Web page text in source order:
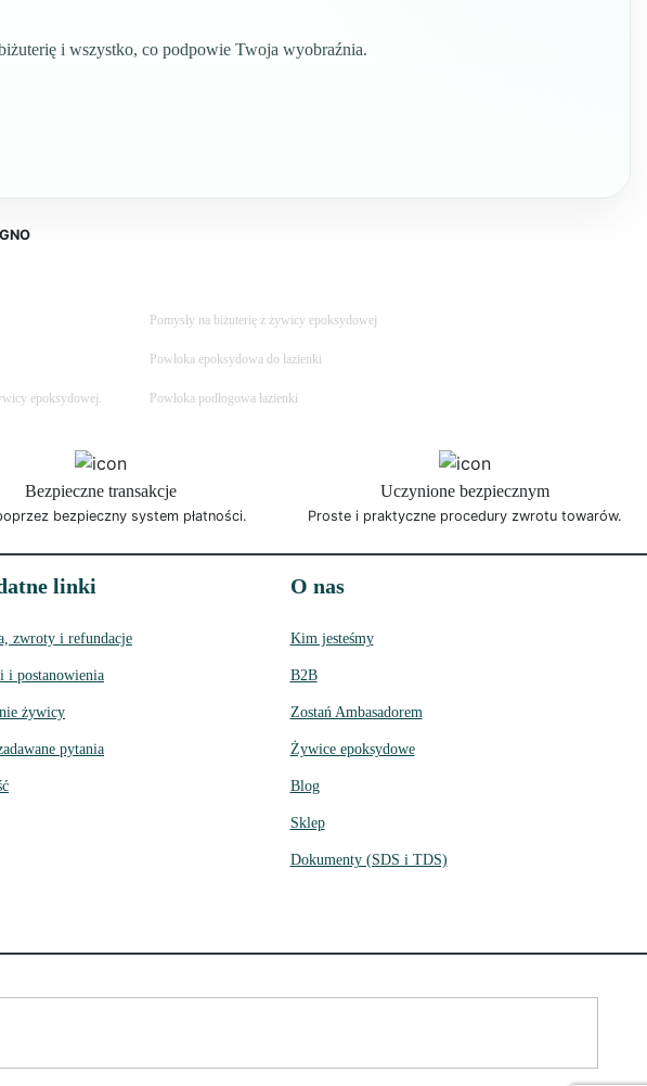
i wszystko, co podpowie Twoja wyobraźnia.
Pomysły na biżuterię z żywicy epoksydowej
Powłoka epoksydowa do łazienki
epoksydowej. Powłoka podłogowa łazienki
Bezpieczne transakcje
bezpieczny system płatności.
Uczynione bezpiecznym
Proste i praktyczne procedury zwrotu towarów.
linki
zwroty i refundacje
i postanowienia
żywicy
pytania
O nas
Kim jesteśmy
B2B
Zostań Ambasadorem
Żywice epoksydowe
Blog
Sklep
Dokumenty (SDS i TDS)